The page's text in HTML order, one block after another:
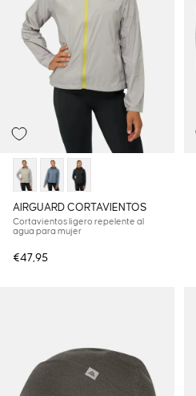
AIRGUARD CORTAVIENTOS
Cortavientos ligero repelente al
agua para mujer
€47,95